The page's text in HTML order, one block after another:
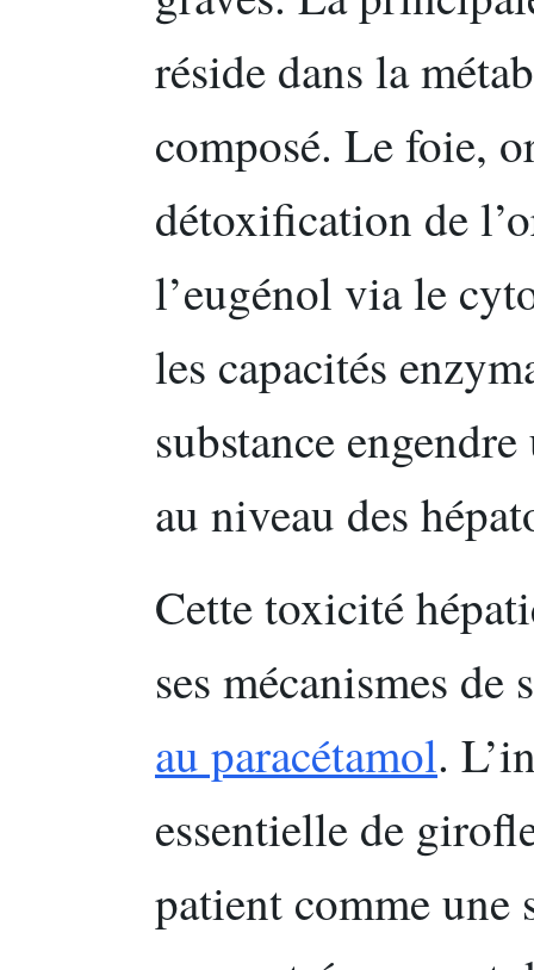
réside dans la
composé. Le foie,
détoxification de
l’eugénol via le
les capacités
substance
au niveau des
Cette toxicité
ses mécanismes de
au paracétamol.
essentielle de
patient comme une